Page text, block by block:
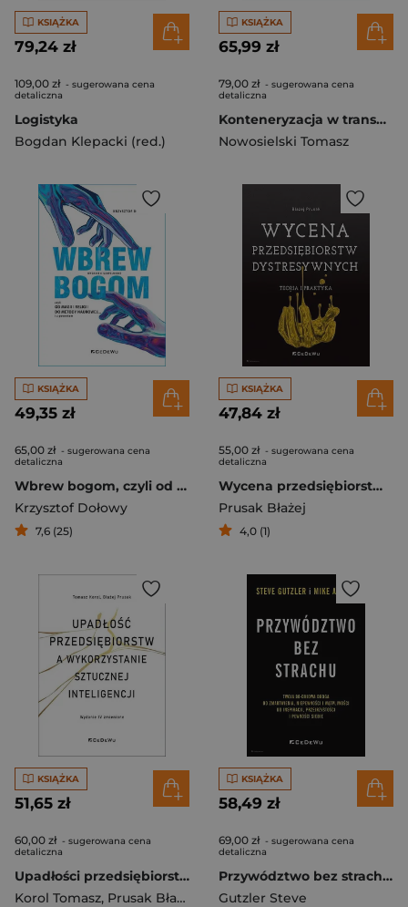
KSIĄŻKA
79,24 zł
109,00 zł - sugerowana cena
detaliczna
Logistyka
Bogdan Klepacki (red.)
KSIĄŻKA
65,99 zł
79,00 zł - sugerowana cena
detaliczna
Konteneryzacja w transporcie morskim
Nowosielski Tomasz
KSIĄŻKA
49,35 zł
65,00 zł - sugerowana cena
detaliczna
Wbrew bogom, czyli od magii i religii do metody naukowej... i z powrotem
Krzysztof Dołowy
7,6 (25)
KSIĄŻKA
47,84 zł
55,00 zł - sugerowana cena
detaliczna
Wycena przedsiębiorstw dystresywnych Teoria i praktyka
Prusak Błażej
4,0 (1)
KSIĄŻKA
51,65 zł
60,00 zł - sugerowana cena
detaliczna
Upadłości przedsiębiorstw a wykorzystanie sztucznej inteligencji
Korol Tomasz, Prusak Błażej
KSIĄŻKA
58,49 zł
69,00 zł - sugerowana cena
detaliczna
Przywództwo bez strachu Twoja 90-dniowa droga od zmartwienia, niepewności i wątpliwości do inspiracji, przejrzystości i pewn
Gutzler Steve